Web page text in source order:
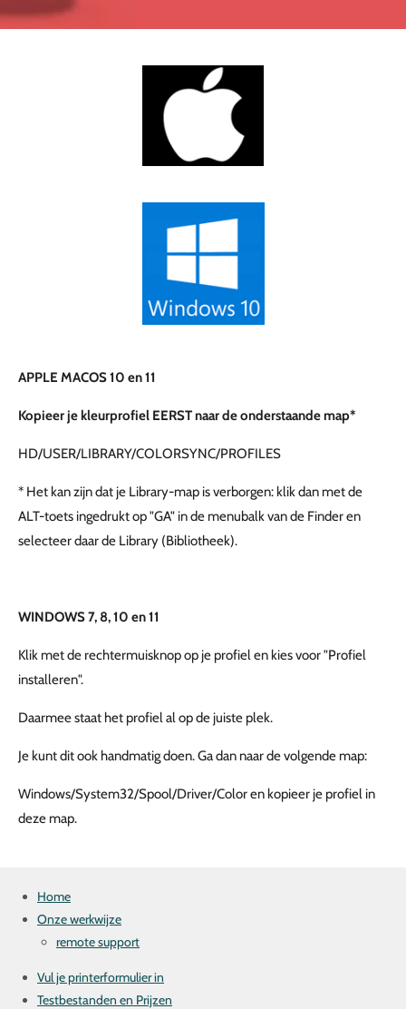
APPLE MACOS 10 en 11
Kopieer je kleurprofiel EERST naar de onderstaande map*
HD/USER/LIBRARY/COLORSYNC/PROFILES
* Het kan zijn dat je Library-map is verborgen: klik dan met de
ALT-toets ingedrukt op "GA" in de menubalk van de Finder en
selecteer daar de Library (Bibliotheek).
WINDOWS 7, 8, 10 en 11
Klik met de rechtermuisknop op je profiel en kies voor "Profiel
installeren".
Daarmee staat het profiel al op de juiste plek.
Je kunt dit ook handmatig doen. Ga dan naar de volgende map:
Windows/System32/Spool/Driver/Color en kopieer je profiel in
deze map.
Home
Onze werkwijze
remote support
Vul je printerformulier in
Testbestanden en Prijzen